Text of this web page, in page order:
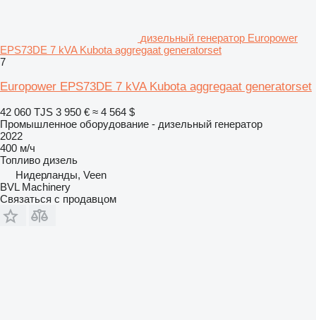
дизельный генератор Europower
EPS73DE 7 kVA Kubota aggregaat generatorset
7
Europower EPS73DE 7 kVA Kubota aggregaat generatorset
42 060 TJS 3 950 € ≈ 4 564 $
Промышленное оборудование - дизельный генератор
2022
400 м/ч
Топливо дизель
Нидерланды, Veen
BVL Machinery
Связаться с продавцом